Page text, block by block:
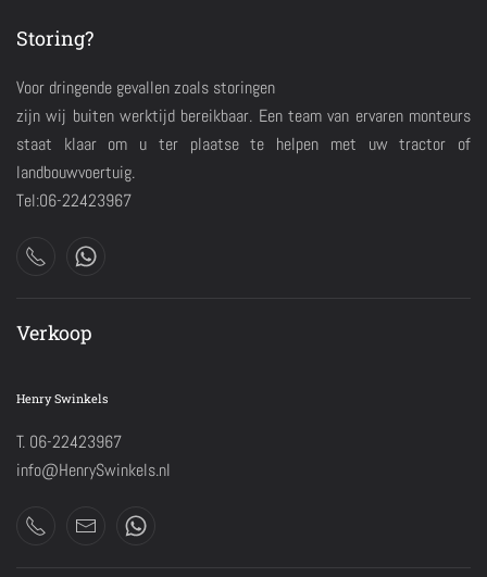
Storing?
Voor dringende gevallen zoals storingen
zijn wij buiten werktijd bereikbaar. Een team van ervaren monteurs
staat klaar om u ter plaatse te helpen met uw tractor of
landbouwvoertuig.
Tel:06-22423967
Verkoop
Henry Swinkels
T. 06-22423967
info@HenrySwinkels.nl